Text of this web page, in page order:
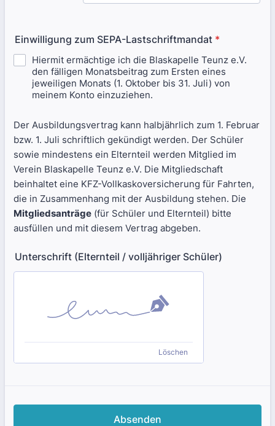
Einwilligung zum SEPA-Lastschriftmandat *
Hiermit ermächtige ich die Blaskapelle Teunz e.V.
den fälligen Monatsbeitrag zum Ersten eines
jeweiligen Monats (1. Oktober bis 31. Juli) von
meinem Konto einzuziehen.
Der Ausbildungsvertrag kann halbjährlich zum 1. Februar
bzw. 1. Juli schriftlich gekündigt werden. Der Schüler
sowie mindestens ein Elternteil werden Mitglied im
Verein Blaskapelle Teunz e.V. Die Mitgliedschaft
beinhaltet eine KFZ-Vollkaskoversicherung für Fahrten,
die in Zusammenhang mit der Ausbildung stehen. Die
Mitgliedsanträge (für Schüler und Elternteil) bitte
ausfüllen und mit diesem Vertrag abgeben.
Unterschrift (Elternteil / volljähriger Schüler)
Löschen
Absenden